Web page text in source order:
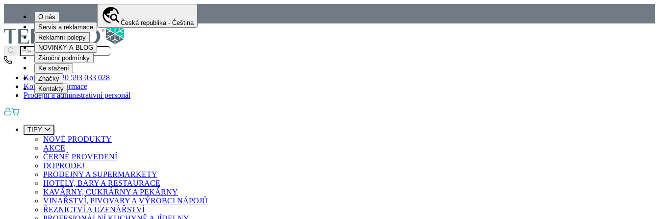
O nás
Servis a reklamace
Reklamní polepy
NOVINKY A BLOG
Záruční podmínky
Ke stažení
Značky
Kontakty
Česká republika - Čeština
Kontakty+420 593 033 028
Kontaktní informace
Prodejní a administrativní personál
TIPY
NOVÉ PRODUKTY
AKCE
ČERNÉ PROVEDENÍ
DOPRODEJ
PRODEJNY A SUPERMARKETY
HOTELY, BARY A RESTAURACE
KAVÁRNY, CUKRÁRNY A PEKÁRNY
VINAŘSTVÍ, PIVOVARY A VÝROBCI NÁPOJŮ
ŘEZNICTVÍ A UZENÁŘSTVÍ